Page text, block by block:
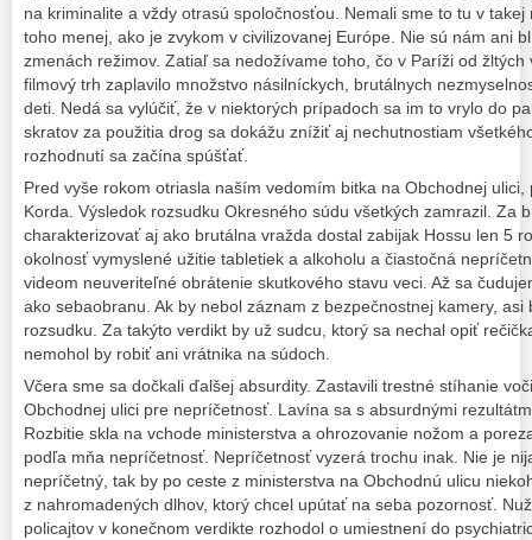
na kriminalite a vždy otrasú spoločnosťou. Nemali sme to tu v
toho menej, ako je zvykom v civilizovanej Európe. Nie sú nám ani
zmenách režimov. Zatiaľ sa nedožívame toho, čo v Paríži od
filmový trh zaplavilo množstvo násilníckych, brutálnych
deti. Nedá sa vylúčiť, že v niektorých prípadoch sa im to vrylo do
skratov za použitia drog sa dokážu znížiť aj nechutnostiam
rozhodnutí sa začína spúšťať.
Pred vyše rokom otriasla naším vedomím bitka na Obchodnej
Korda. Výsledok rozsudku Okresného súdu všetkých zamrazil. Za
charakterizovať aj ako brutálna vražda dostal zabijak Hossu len 5
okolnosť vymyslené užitie tabletiek a alkoholu a čiastočná
videom neuveriteľné obrátenie skutkového stavu veci. Až sa
ako sebaobranu. Ak by nebol záznam z bezpečnostnej kamery,
rozsudku. Za takýto verdikt by už sudcu, ktorý sa nechal opiť
nemohol by robiť ani vrátnika na súdoch.
Včera sme sa dočkali ďalšej absurdity. Zastavili trestné stíhanie
Obchodnej ulici pre nepríčetnosť. Lavína sa s absurdnými
Rozbitie skla na vchode ministerstva a ohrozovanie nožom a
podľa mňa nepríčetnosť. Nepríčetnosť vyzerá trochu inak. Nie je
nepríčetný, tak by po ceste z ministerstva na Obchodnú ulicu
z nahromadených dlhov, ktorý chcel upútať na seba pozornosť.
policajtov v konečnom verdikte rozhodol o umiestnení do